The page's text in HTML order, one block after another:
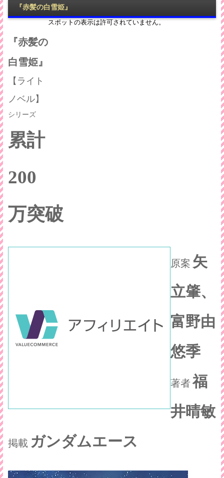
『赤髪の白雪姫』
『赤髪の
白雪姫』
【ライト
ノベル】
シリーズ
累計
200
万突破
原案 矢
立肇、
富野由
悠季
著者 福
井晴敏
掲載 ガンダムエース